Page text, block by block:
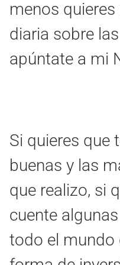
menos
diaria sobre
apúntate a mi
Si quieres que
buenas y las
que realizo, si
cuente
todo el mundo